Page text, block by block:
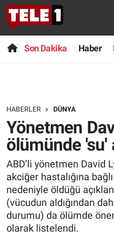
Son Dakika Haber
HABERLER DÜNYA
Yönetmen
ölümünde 'su'
ABD’li yönetmen David
akciğer hastalığına
nedeniyle öldüğü
(vücudun aldığından
durumu) da ölümde
olarak listelendi.
Anında Manşet
Başka Sohbetler
Bilim turu
Bilim ve Teknoloji
Doğa Konuşuyor
Dünya
Ege Saati
Son Dakika
Haber
Dünya
Teknoloji
Sağlık
Spor
Yayın Akışı
Nöbetçi Eczaneler
Hava Durumu
Trafik Durumu
Süper Lig Puan
Tüm Manşetler
Son Dakika Haberleri
Haber Arşivi